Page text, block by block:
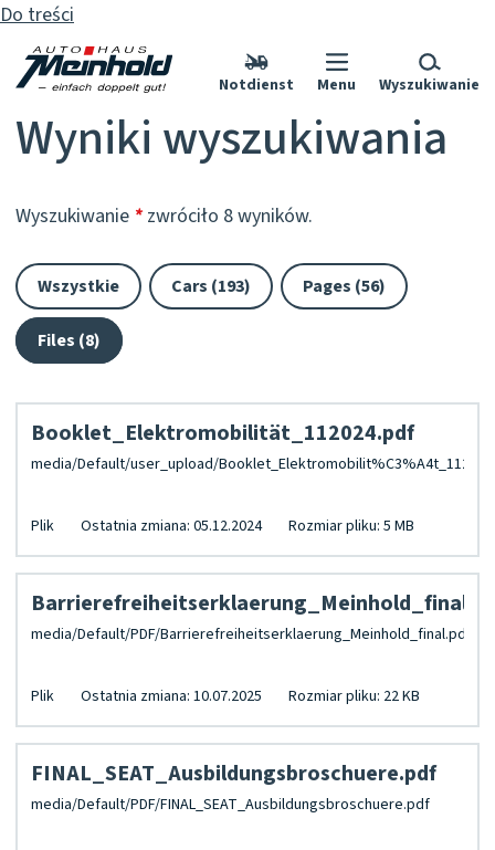
Do treści
Notdienst Menu Wyszukiwanie
Wyniki wyszukiwania
Wyszukiwanie *zwróciło 8 wyników.
Wszystkie Cars (193) Pages (56)
Files (8)
Booklet_Elektromobilität_112024.pdf
Plik Ostatnia zmiana: 05.12.2024 Rozmiar pliku: 5 MB
Plik Ostatnia zmiana: 10.07.2025 Rozmiar pliku: 22 KB
FINAL_SEAT_Ausbildungsbroschuere.pdf